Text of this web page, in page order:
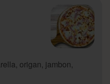
origan, jambon,